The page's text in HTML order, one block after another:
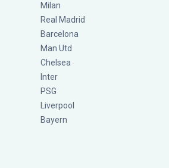
Milan
Real Madrid
Barcelona
Man Utd
Chelsea
Inter
PSG
Liverpool
Bayern